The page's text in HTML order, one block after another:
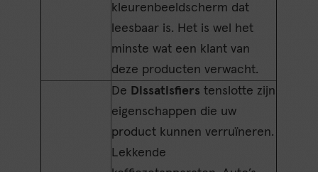
kleurenbeeldscherm dat
leesbaar is. Het is wel het
minste wat een klant van
deze producten verwacht.
De Dissatisfiers tenslotte zijn
eigenschappen die uw
product kunnen verruïneren.
Lekkende